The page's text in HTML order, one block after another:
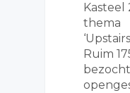
Kasteel
thema
Ruim